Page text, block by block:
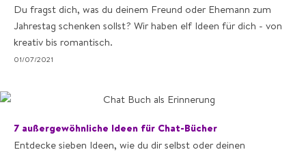
Du fragst dich, was du deinem Freund oder Ehemann zum
Jahrestag schenken sollst? Wir haben elf Ideen für dich - von
kreativ bis romantisch.
01/07/2021
7 außergewöhnliche Ideen für Chat-Bücher
Entdecke sieben Ideen, wie du dir selbst oder deinen